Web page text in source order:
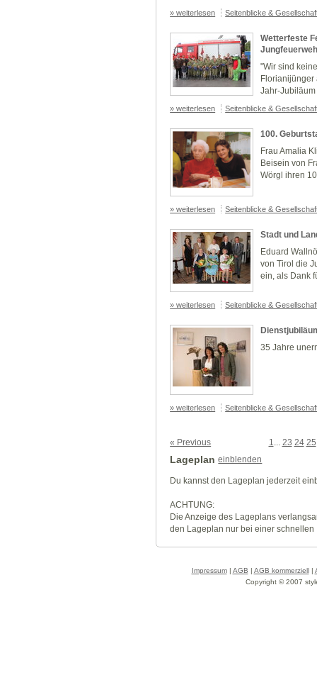
» weiterlesen Seitenblicke &
Wetterfeste
"Wir sind
Florianijünger
Jahr-
» weiterlesen Seitenblicke &
100.
Frau Amalia
Beisein von
Wörgl ihren
» weiterlesen Seitenblicke &
Stadt und
Eduard
von Tirol die
ein, als Dank
» weiterlesen Seitenblicke &
35 Jahre
» weiterlesen Seitenblicke &
« Previous 1 23 24 25
Lageplan einblenden
Du kannst den Lageplan jederzeit
ACHTUNG:
Die Anzeige des Lageplans
den Lageplan nur bei einer
Impressum| AGB | AGB kommerziell|
Copyright © 2007